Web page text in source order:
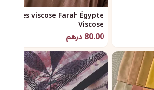
Châles viscose Farah Égypte
Viscose
80.00 درهم